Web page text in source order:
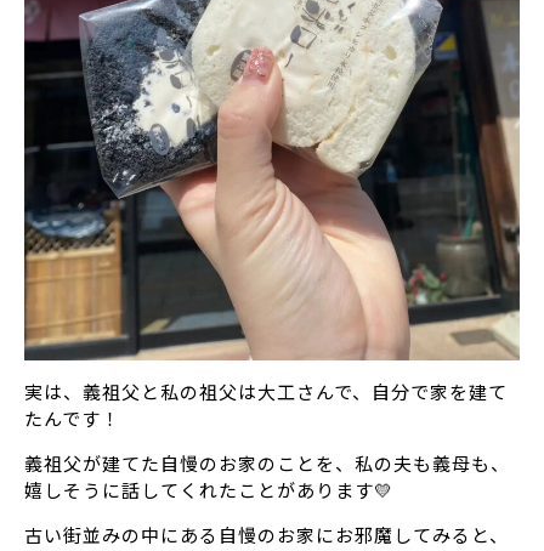
実は、義祖父と私の祖父は大工さんで、自分で家を建て
たんです！
義祖父が建てた自慢のお家のことを、私の夫も義母も、
嬉しそうに話してくれたことがあります💛
古い街並みの中にある自慢のお家にお邪魔してみると、